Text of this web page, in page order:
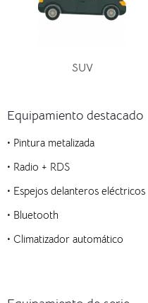
SUV
Equipamiento destacado
• Pintura metalizada
• Radio + RDS
• Espejos delanteros eléctricos
• Bluetooth
• Climatizador automático